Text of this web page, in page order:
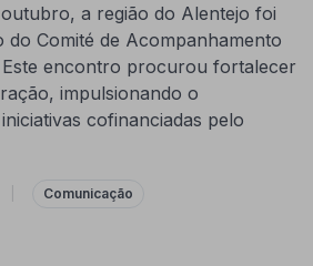
a região do Alentejo foi
do Comité de Acompanhamento
Este encontro procurou fortalecer
impulsionando o
cofinanciadas pelo
Comunicação